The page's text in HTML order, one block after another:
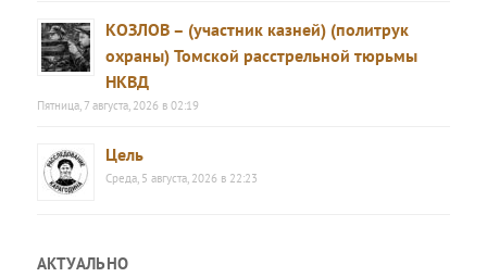
КОЗЛОВ – (участник казней) (политрук
охраны) Томской расстрельной тюрьмы
НКВД
Пятница, 7 августа, 2026 в 02:19
Цель
Среда, 5 августа, 2026 в 22:23
АКТУАЛЬНО